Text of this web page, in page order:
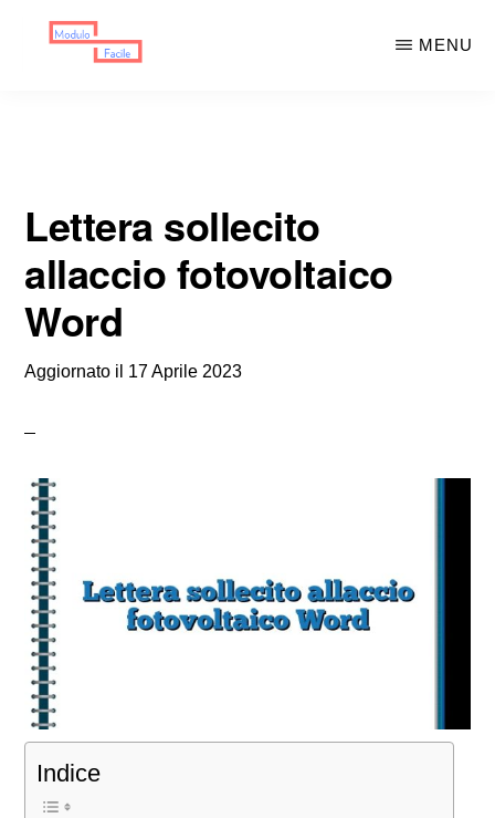
MENU
Lettera sollecito
allaccio fotovoltaico
Word
Aggiornato il 17 Aprile 2023
Indice